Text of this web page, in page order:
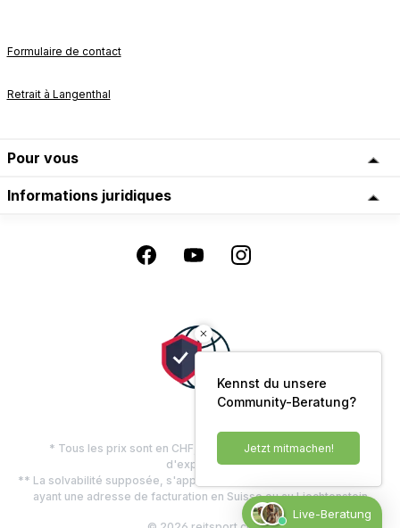
Formulaire de contact
Retrait à Langenthal
Pour vous
Informations juridiques
* Tous les prix sont en CHF, TVA comprise, plus les frais
d'expédition
** La solvabilité supposée, s'applique uniquement aux clients privés
ayant une adresse de facturation en Suisse ou au Liechtenstein
Kennst du unsere
Community-Beratung?
Jetzt mitmachen!
Live-Beratung